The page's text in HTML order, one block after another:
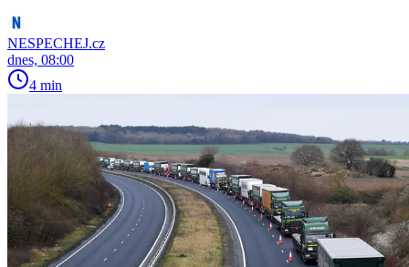
NESPECHEJ.cz
dnes, 08:00
4 min